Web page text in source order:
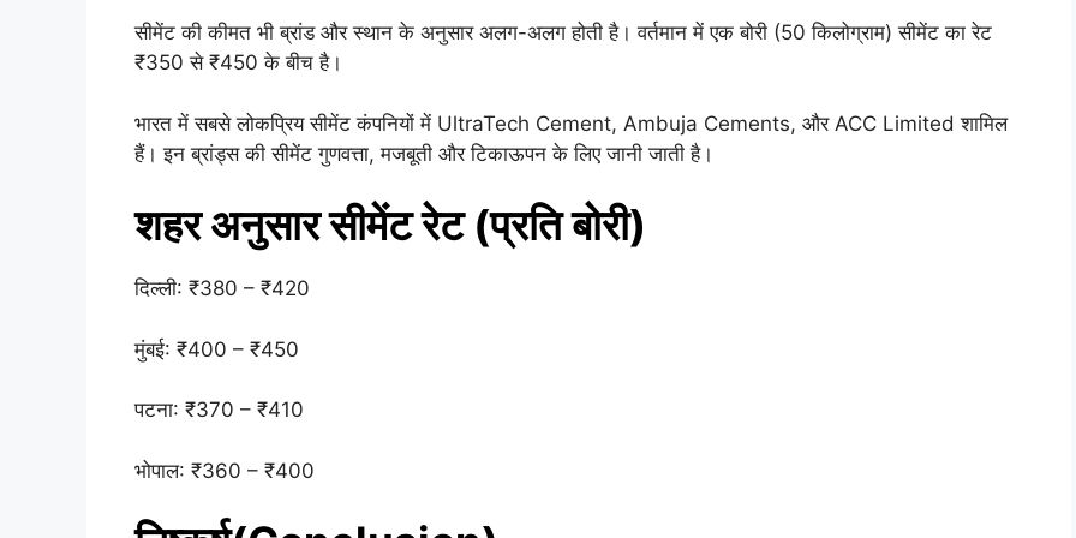
सीमेंट की कीमत भी ब्रांड और स्थान के अनुसार अलग-अलग होती है। वर्तमान में एक बोरी (50 किलोग्राम) सीमेंट का रेट
₹350 से ₹450 के बीच है।
भारत में सबसे लोकप्रिय सीमेंट कंपनियों में UltraTech Cement, Ambuja Cements, और ACC Limited शामिल
हैं। इन ब्रांड्स की सीमेंट गुणवत्ता, मजबूती और टिकाऊपन के लिए जानी जाती है।
शहर अनुसार सीमेंट रेट (प्रति बोरी)
दिल्ली: ₹380 – ₹420
मुंबई: ₹400 – ₹450
पटना: ₹370 – ₹410
भोपाल: ₹360 – ₹400